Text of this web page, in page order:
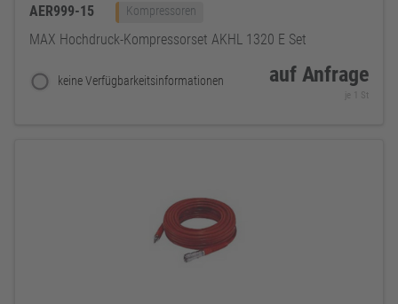
AER999-15 Kompressoren
MAX Hochdruck-Kompressorset AKHL 1320 E Set
keine Verfügbarkeitsinformationen auf Anfrage
je 1 St